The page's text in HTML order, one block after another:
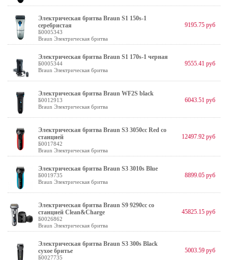
Электрическая бритва Braun S1 150s-1
серебристая
Б0005343
Braun Электрическая бритва
9195.75 руб
Электрическая бритва Braun S1 170s-1 черная
Б0005344
Braun Электрическая бритва
9555.41 руб
Электрическая бритва Braun WF2S black
Б0012913
Braun Электрическая бритва
6043.51 руб
Электрическая бритва Braun S3 3050cc Red со
станцией
Б0017842
Braun Электрическая бритва
12497.92 руб
Электрическая бритва Braun S3 3010s Blue
Б0019735
Braun Электрическая бритва
8899.05 руб
Электрическая бритва Braun S9 9290сс со
станцией Clean&Charge
Б0026862
Braun Электрическая бритва
45825.15 руб
Электрическая бритва Braun S3 300s Black
сухое бритье
Б0027735
5003.59 руб